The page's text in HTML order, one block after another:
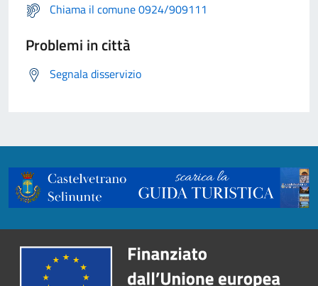
Chiama il comune 0924/909111
Problemi in città
Segnala disservizio